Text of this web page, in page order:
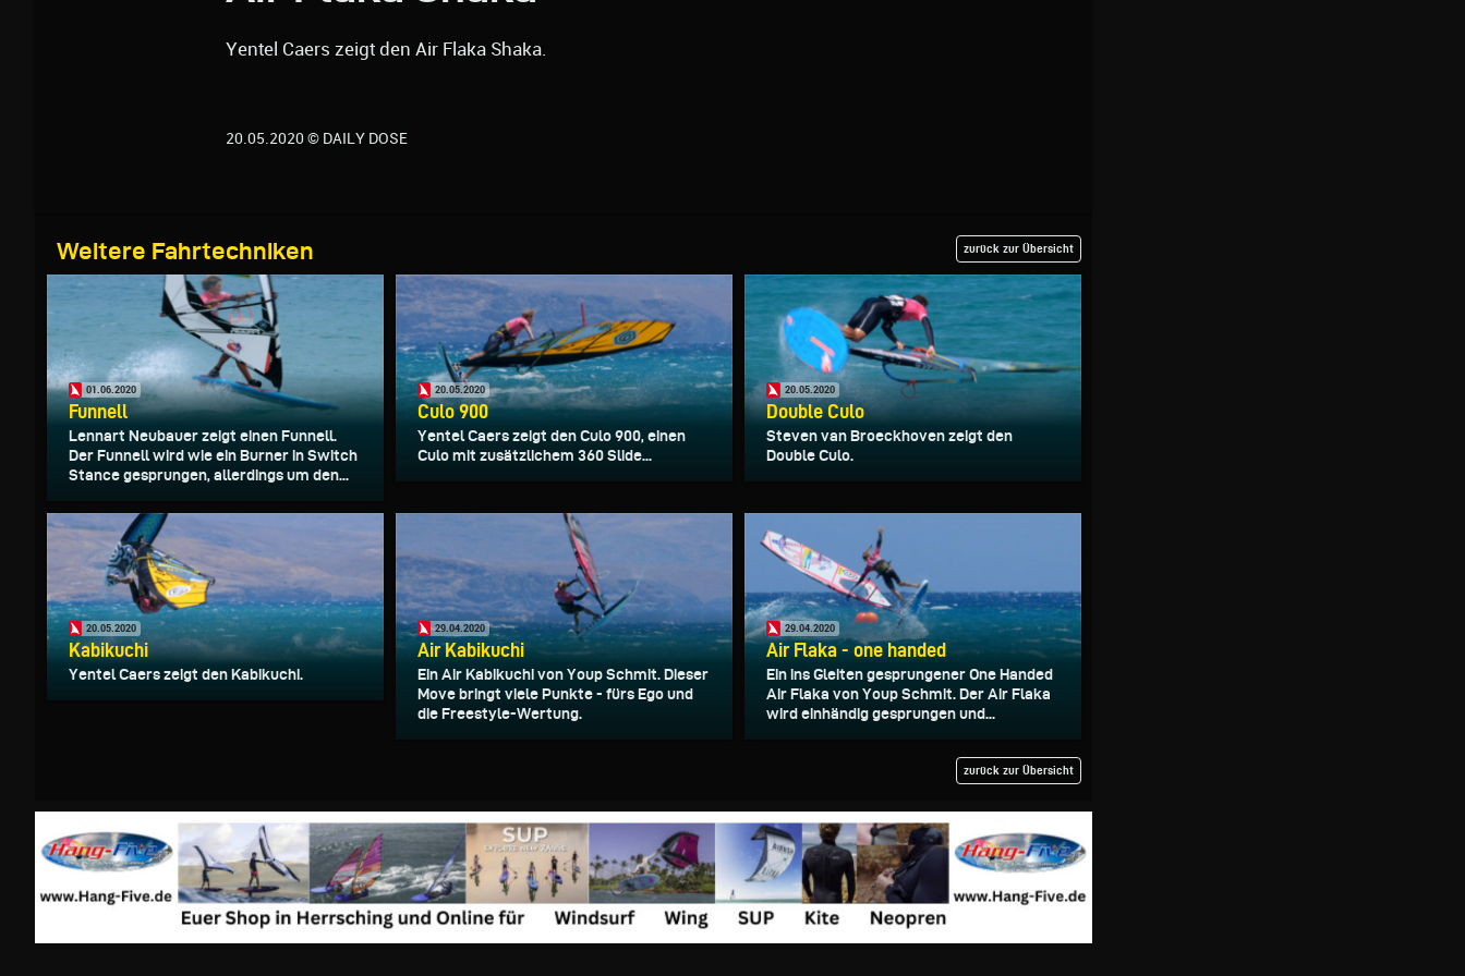
Yentel Caers zeigt den Air Flaka Shaka.
20.05.2020 © DAILY DOSE
Weitere Fahrtechniken zurück zur Übersicht
01.06.2020
Funnell
Lennart Neubauer zeigt einen Funnell.
Der Funnell wird wie ein Burner in Switch
Stance gesprungen, allerdings um den...
20.05.2020
Culo 900
Yentel Caers zeigt den Culo 900, einen
Culo mit zusätzlichem 360 Slide...
20.05.2020
Double Culo
Steven van Broeckhoven zeigt den
Double Culo.
20.05.2020
Kabikuchi
Yentel Caers zeigt den Kabikuchi.
29.04.2020
Air Kabikuchi
Ein Air Kabikuchi von Youp Schmit. Dieser
Move bringt viele Punkte - fürs Ego und
die Freestyle-Wertung.
29.04.2020
Air Flaka - one handed
Ein ins Gleiten gesprungener One Handed
Air Flaka von Youp Schmit. Der Air Flaka
wird einhändig gesprungen und...
zurück zur Übersicht